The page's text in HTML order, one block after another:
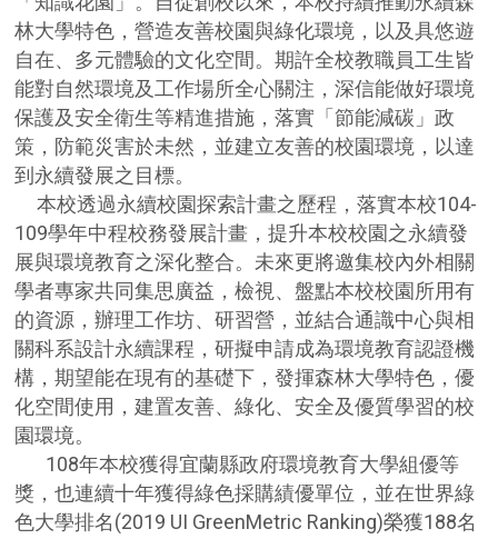
林大學特色，營造友善校園與綠化環境，以及具悠遊
自在、多元體驗的文化空間。期許全校教職員工生皆
能對自然環境及工作場所全心關注，深信能做好環境
保護及安全衛生等精進措施，落實「節能減碳」政
策，防範災害於未然，並建立友善的校園環境，以達
到永續發展之目標。
本校透過永續校園探索計畫之歷程，落實本校104-
109學年中程校務發展計畫，提升本校校園之永續發
展與環境教育之深化整合。未來更將邀集校內外相關
學者專家共同集思廣益，檢視、盤點本校校園所用有
的資源，辦理工作坊、研習營，並結合通識中心與相
關科系設計永續課程，研擬申請成為環境教育認證機
構，期望能在現有的基礎下，發揮森林大學特色，優
化空間使用，建置友善、綠化、安全及優質學習的校
園環境。
108年本校獲得宜蘭縣政府環境教育大學組優等
獎，也連續十年獲得綠色採購績優單位，並在世界綠
色大學排名 (2019 UI GreenMetric Ranking)榮獲188名